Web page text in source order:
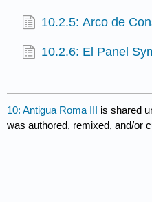
10.2.5: Arco de
10.2.6: El Panel
10: Antigua Roma III is shared
was authored, remixed, and/or